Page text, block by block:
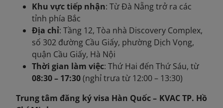
Khu vực tiếp nhận: Từ Đà Nẵng trở ra các
tỉnh phía Bắc
Địa chỉ: Tầng 12, Tòa nhà Discovery Complex,
số 302 đường Cầu Giấy, phường Dịch Vọng,
quận Cầu Giấy, Hà Nội
Thời gian làm việc: Thứ Hai đến Thứ Sáu, từ
08:30 – 17:30(nghỉ trưa từ 12:00 – 13:30)
Trung tâm đăng ký visa Hàn Quốc – KVAC TP. Hồ